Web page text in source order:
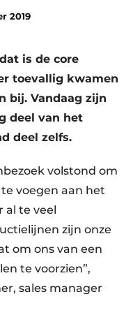
2019
is de core
toevallig kwamen
bij. Vandaag zijn
deel van het
deel zelfs.
volstond om
voegen aan het
al te veel
zijn onze
om ons van een
te voorzien”,
sales manager